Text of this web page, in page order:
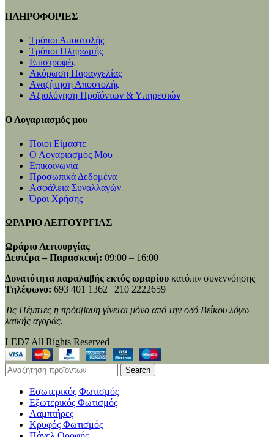
ΠΛΗΡΟΦΟΡΙΕΣ
Τρόποι Αποστολής
Τρόποι Πληρωμής
Επιστροφές
Ακύρωση Παραγγελίας
Αναζήτηση Αποστολής
Αξιολόγηση Προϊόντων & Υπηρεσιών
Ο Λογαριασμός μου
Ποιοι Είμαστε
Ο Λογαριασμός Μου
Επικοινωνία
Προσωπικά Δεδομένα
Ασφάλεια Συναλλαγών
Όροι Χρήσης
ΩΡΑΡΙΟ ΛΕΙΤΟΥΡΓΙΑΣ
Ωράριο Λειτουργίας
Δευτέρα – Παρασκευή: 09:00 – 16:00
Δυνατότητα παραλαβής εκτός ωραρίου κατόπιν συνεννόησης
Τηλέφωνο: 693 401 1362 | 210 2222659
Τις Πέμπτες η πρόσβαση γίνεται μόνο από την οδό Βεΐκου λόγω
λαϊκής αγοράς.
LED7 All Rights Reserved
Search
Εσωτερικός Φωτισμός
Εξωτερικός Φωτισμός
Λαμπτήρες
Κρυφός Φωτισμός